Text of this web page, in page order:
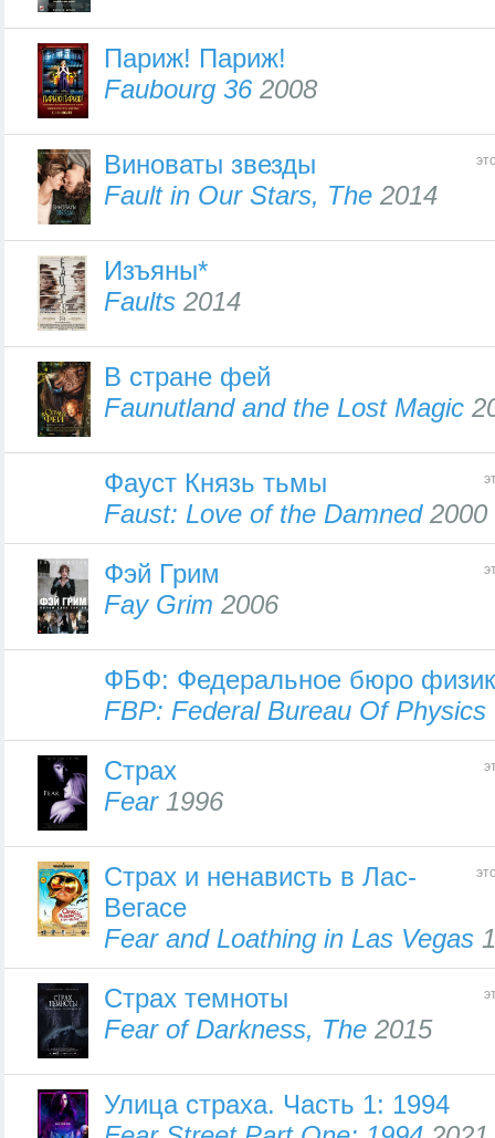
Париж! Париж!
Faubourg 362008
Виноваты звезды
Fault in Our Stars, The 2014
Изъяны*
Faults 2014
В стране фей
Faunutland and the Lost Magic
Фауст Князь тьмы
Faust: Love of the Damned2000
Фэй Грим
Fay Grim 2006
ФБФ: Федеральное бюро
FBP: Federal Bureau Of Physics
Страх
Fear1996
Страх и ненависть в Лас-
Вегасе
Fear and Loathing in Las Vegas
Страх темноты
Fear of Darkness, The 2015
Улица страха. Часть 1: 1994